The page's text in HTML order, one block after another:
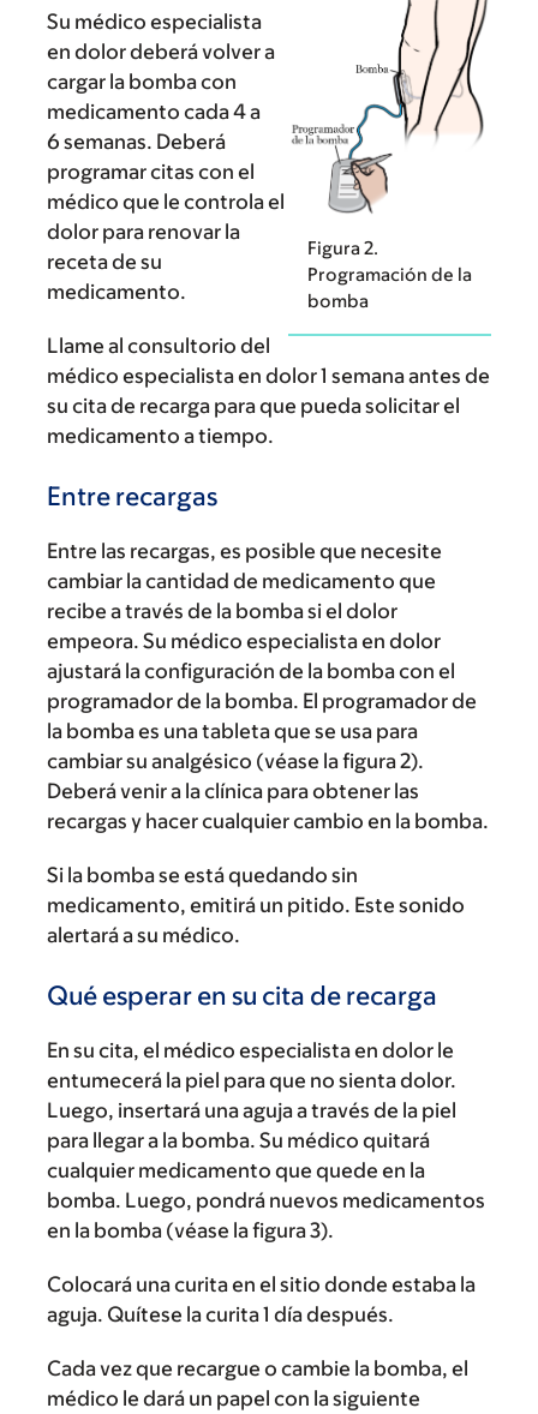
Figura 2.
Programación de la
bomba
Su médico especialista
en dolor deberá volver a
cargar la bomba con
medicamento cada 4 a
6 semanas. Deberá
programar citas con el
médico que le controla el
dolor para renovar la
receta de su
medicamento.
Llame al consultorio del
médico especialista en dolor 1 semana antes de
su cita de recarga para que pueda solicitar el
medicamento a tiempo.
Entre recargas
Entre las recargas, es posible que necesite
cambiar la cantidad de medicamento que
recibe a través de la bomba si el dolor
empeora. Su médico especialista en dolor
ajustará la configuración de la bomba con el
programador de la bomba. El programador de
la bomba es una tableta que se usa para
cambiar su analgésico (véase la figura 2).
Deberá venir a la clínica para obtener las
recargas y hacer cualquier cambio en la bomba.
Si la bomba se está quedando sin
medicamento, emitirá un pitido. Este sonido
alertará a su médico.
Qué esperar en su cita de recarga
En su cita, el médico especialista en dolor le
entumecerá la piel para que no sienta dolor.
Luego, insertará una aguja a través de la piel
para llegar a la bomba. Su médico quitará
cualquier medicamento que quede en la
bomba. Luego, pondrá nuevos medicamentos
en la bomba (véase la figura 3).
Colocará una curita en el sitio donde estaba la
aguja. Quítese la curita 1 día después.
Cada vez que recargue o cambie la bomba, el
médico le dará un papel con la siguiente